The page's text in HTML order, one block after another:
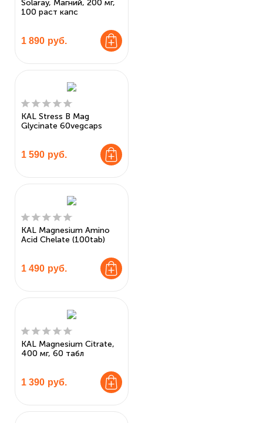
Solaray, Магний, 200 мг,
100 раст капс
1 890 руб.
KAL Stress B Mag
Glycinate 60vegcaps
1 590 руб.
KAL Magnesium Amino
Acid Chelate (100tab)
1 490 руб.
KAL Magnesium Citrate,
400 мг, 60 табл
1 390 руб.